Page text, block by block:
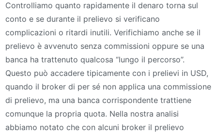
Controlliamo quanto rapidamente il denaro torna sul
conto e se durante il prelievo si verificano
complicazioni o ritardi inutili. Verifichiamo anche se il
prelievo è avvenuto senza commissioni oppure se una
banca ha trattenuto qualcosa “lungo il percorso”.
Questo può accadere tipicamente con i prelievi in USD,
quando il broker di per sé non applica una commissione
di prelievo, ma una banca corrispondente trattiene
comunque la propria quota. Nella nostra analisi
abbiamo notato che con alcuni broker il prelievo